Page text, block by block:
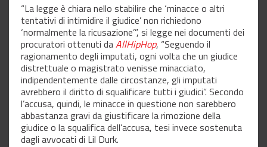
“La legge è chiara nello stabilire che ‘minacce o altri
tentativi di intimidire il giudice’ non richiedono
‘normalmente la ricusazione’”, si legge nei documenti dei
procuratori ottenuti daAllHipHop, “Seguendo il
ragionamento degli imputati, ogni volta che un giudice
distrettuale o magistrato venisse minacciato,
indipendentemente dalle circostanze, gli imputati
avrebbero il diritto di squalificare tutti i giudici”. Secondo
l’accusa, quindi, le minacce in questione non sarebbero
abbastanza gravi da giustificare la rimozione della
giudice o la squalifica dell’accusa, tesi invece sostenuta
dagli avvocati di Lil Durk.